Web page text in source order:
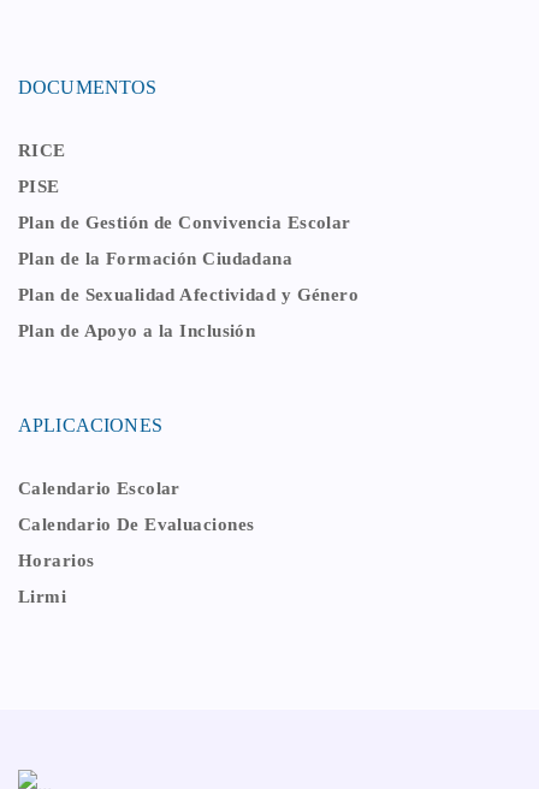
DOCUMENTOS
RICE
PISE
Plan de Gestión de Convivencia Escolar
Plan de la Formación Ciudadana
Plan de Sexualidad Afectividad y Género
Plan de Apoyo a la Inclusión
APLICACIONES
Calendario Escolar
Calendario De Evaluaciones
Horarios
Lirmi